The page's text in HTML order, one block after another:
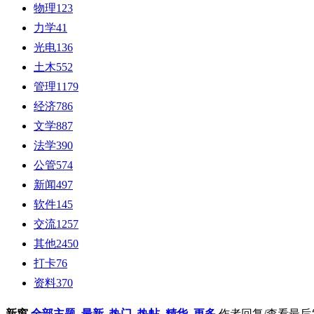
物理123
力学41
光电136
土木552
管理1179
经济786
文学887
法学390
公管574
新闻497
软件145
交流1257
其他2450
打卡76
资料370